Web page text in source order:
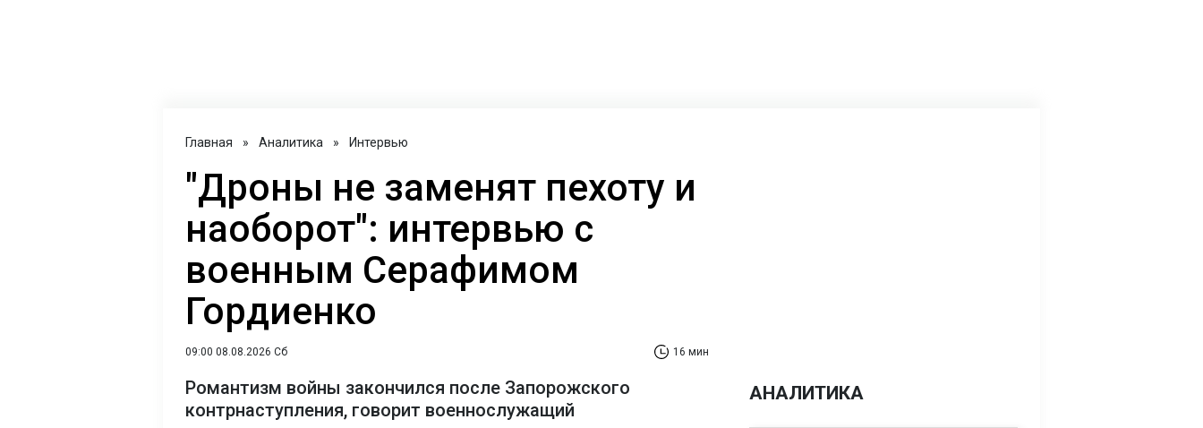
Главная » Аналитика » Интервью
"Дроны не заменят пехоту и
наоборот": интервью с
военным Серафимом
Гордиенко
09:00 08.08.2026 Сб 16 мин
Романтизм войны закончился после Запорожского
контрнаступления, говорит военнослужащий
АНАЛИТИКА